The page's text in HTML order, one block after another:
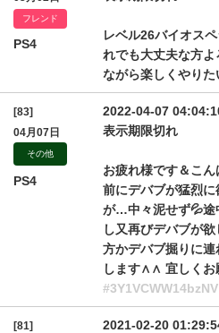
フレンド
PS4
レベル26バイオス
れでも大丈夫な方
ながら楽しくやりた
[83]
04月07日
その他
PS4
2022-04-07
表示期限切れ
お疲れ様です＆こ
前にデバブが猛烈
が…中々泥せず💦途
し又再びデバブが
方かデバブ掘りに
します∧∧ 宜しく
#3Y1VCWW14bzNV
[81]
2021-02-20